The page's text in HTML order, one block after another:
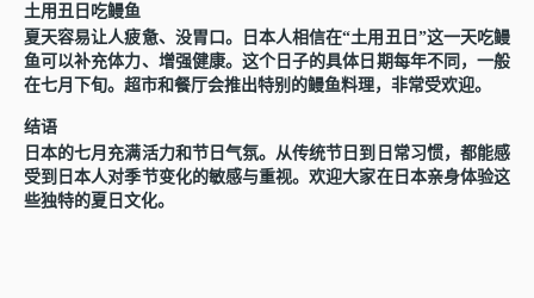
土用丑日吃鳗鱼
夏天容易让人疲惫、没胃口。日本人相信在“土用丑日 ”这一天吃鳗
鱼可以补充体力、增强健康。 这个日子的具体日期每年不同，一般
在七月下旬。超市和餐厅会推出特别 的鳗鱼料理，非常受欢迎。
结语
日本的七月充满活力和节日气氛。从传统节 日到日常习惯，都能感
受到日本人对季节变化的敏感与重视。欢迎大家在日本亲身体验这
些独特的夏日文化。